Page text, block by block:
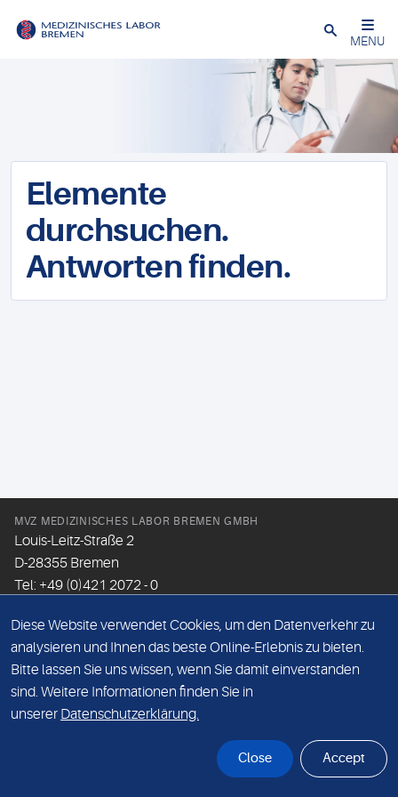
Schließen
MENU
Elemente
durchsuchen.
Antworten finden.
MVZ MEDIZINISCHES LABOR BREMEN GMBH
Louis-Leitz-Straße 2
D-28355 Bremen
Tel: +49 (0)421 2072 - 0
Email:info@mlhb.de
DATENSCHUTZ
IMPRESSUM
Diese Website verwendet Cookies, um den Datenverkehr zu
analysieren und Ihnen das beste Online-Erlebnis zu bieten.
Bitte lassen Sie uns wissen, wenn Sie damit einverstanden
sind. Weitere Informationen finden Sie in
unserer Datenschutzerklärung.
Close Accept